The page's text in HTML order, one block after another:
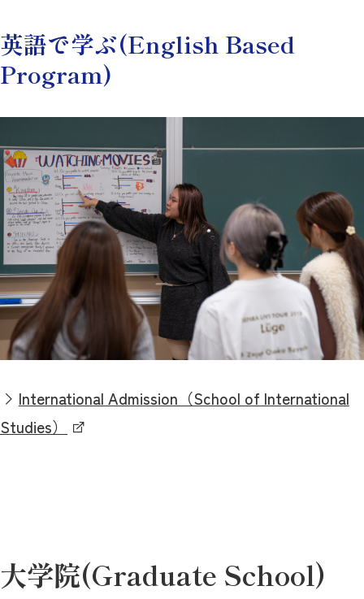
英語で学ぶ(English Based
Program)
International Admission（School of International
Studies）
大学院(Graduate School)